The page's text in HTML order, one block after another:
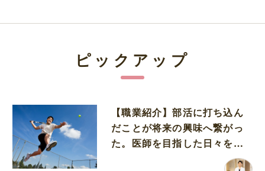
ピックアップ
【職業紹介】部活に打ち込ん
だことが将来の興味へ繋がっ
た。医師を目指した日々を振